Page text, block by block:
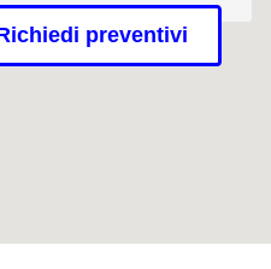
Richiedi preventivi